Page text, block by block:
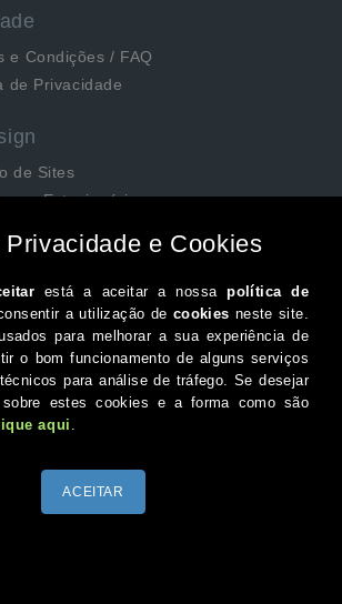
e Condições / FAQ
de Privacidade
de Sites
e Estacionários
aqui...
Youtube
XXI Todos os direitos reservados.
Desenvolvido por Optimeios